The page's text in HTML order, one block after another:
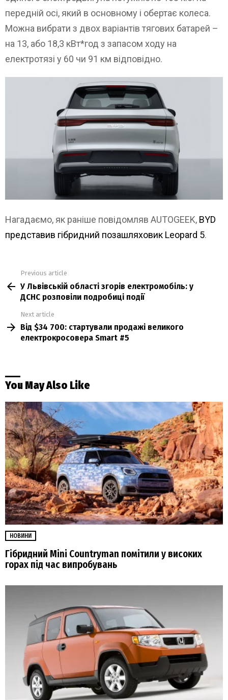
передній осі, який в основному і обертає колеса.
Можна вибрати з двох варіантів тягових батарей –
на 13, або 18,3 кВт*год з запасом ходу на
електротязі у 60 чи 91 км відповідно.
Нагадаємо, як раніше повідомляв AUTOGEEK, BYD
представив гібридний позашляховик Leopard 5.
more
Previous article
У Львівській області згорів електромобіль: у
ДСНС розповіли подробиці події
Next article
Від $34 700: стартували продажі великого
електрокросовера Smart #5
You May Also Like
НОВИНИ
Гібридний Mini Countryman помітили у високих
горах під час випробувань